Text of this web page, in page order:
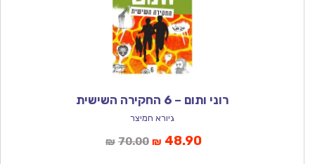
רוני ותום – 6 החקירה השישית
גיורא חמיצר
₪ 70.00המחיר
₪ 48.90המחיר